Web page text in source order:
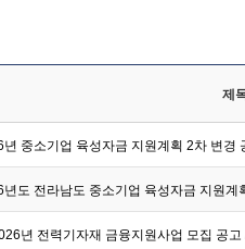
제
중소기업 육성자금 지원계획 2차 변경
도 전라남도 중소기업 육성자금 지원계
년 전력기자재 금융지원사업 모집 공